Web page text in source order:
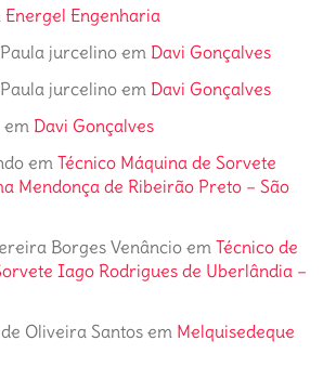
Energel Engenharia
jurcelino em Davi Gonçalves
jurcelino em Davi Gonçalves
em Davi Gonçalves
em Técnico Máquina de Sorvete
Mendonça de Ribeirão Preto – São
Borges Venâncio em Técnico de
Iago Rodrigues de Uberlândia –
Oliveira Santos em Melquisedeque